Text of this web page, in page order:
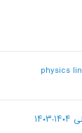
physics